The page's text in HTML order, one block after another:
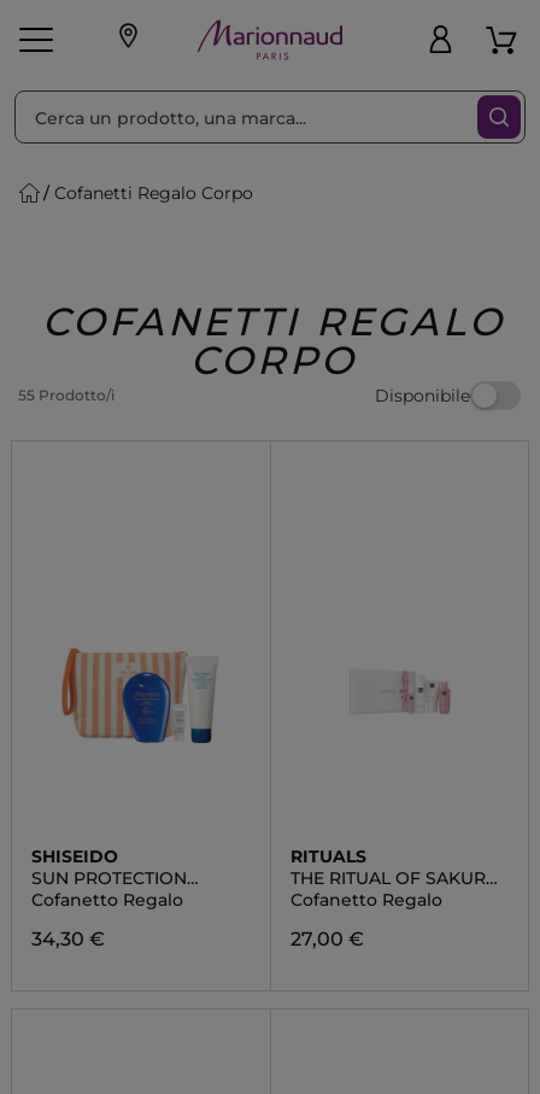
Make-up Profumi
Regalo
Cofanetti Regalo Corpo
COFANETTI REGALO
CORPO
55 Prodotto/i Disponibile
Ordina per Filtra
SHISEIDO
SUN PROTECTION
POUCH SET
Cofanetto Regalo
34,30 €
RITUALS
THE RITUAL OF SAKURA
SMALL
Cofanetto Regalo
27,00 €